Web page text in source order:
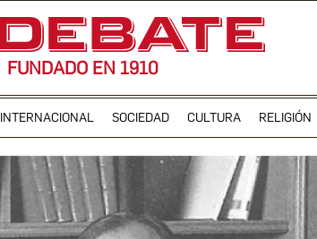
FUNDADO EN 1910
INTERNACIONAL SOCIEDAD CULTURA RELIGIÓN